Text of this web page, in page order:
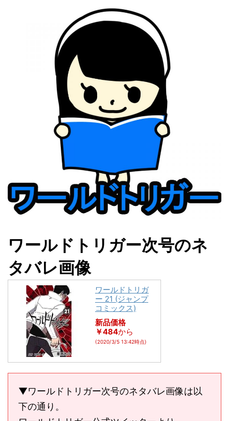
ワールドトリガー次号のネ
タバレ画像
ワールドトリガ
ー 21 (ジャンプ
コミックス)
新品価格
￥484から
(2020/3/5 13:42時点)
▼ワールドトリガー次号のネタバレ画像は以
下の通り。